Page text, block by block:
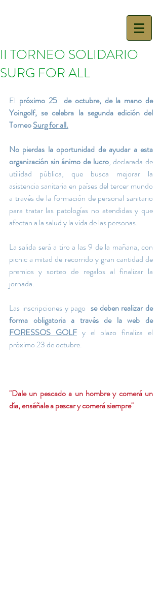
II TORNEO SOLIDARIO
SURG FOR ALL
El próximo 25  de octubre, de la mano de
Yoingolf, se celebra la segunda edición del
Torneo Surg for all.
No pierdas la oportunidad de ayudar a esta
organización sin ánimo de lucro, declarada de
utilidad pública, que busca mejorar la
asistencia sanitaria en países del tercer mundo
a través de la formación de personal sanitario
para tratar las patologías no atendidas y que
afectan a la salud y la vida de las personas.
La salida será a tiro a las 9 de la mañana, con
picnic a mitad de recorrido y gran cantidad de
premios y sorteo de regalos al finalizar la
jornada.
Las inscripciones y pago se deben realizar de
forma obligatoria a través de la web de
FORESSOS GOLF y el plazo finaliza el
próximo 23 de octubre.
"Dale un pescado a un hombre y comerá un
día, enséñale a pescar y comerá siempre"